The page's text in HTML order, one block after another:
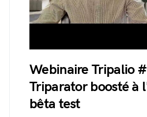
Webinaire Tripalio
Triparator boosté à
bêta test